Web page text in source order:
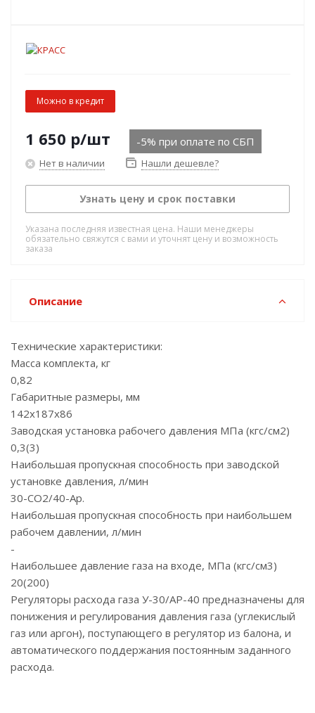
Можно в кредит
1 650 р/шт -5% при оплате по СБП
Нет в наличии Нашли дешевле?
Узнать цену и срок поставки
Указана последняя известная цена. Наши менеджеры
обязательно свяжутся с вами и уточнят цену и возможность
заказа
Описание
Технические характеристики:
Масса комплекта, кг
0,82
Габаритные размеры, мм
142х187х86
Заводская установка рабочего давления МПа (кгс/см2)
0,3(3)
Наибольшая пропускная способность при заводской
установке давления, л/мин
30-CO2/40-Ар.
Наибольшая пропускная способность при наибольшем
рабочем давлении, л/мин
-
Наибольшее давление газа на входе, МПа (кгс/см3)
20(200)
Регуляторы расхода газа У-30/АР-40 предназначены для
понижения и регулирования давления газа (углекислый
газ или аргон), поступающего в регулятор из балона, и
автоматического поддержания постоянным заданного
расхода.